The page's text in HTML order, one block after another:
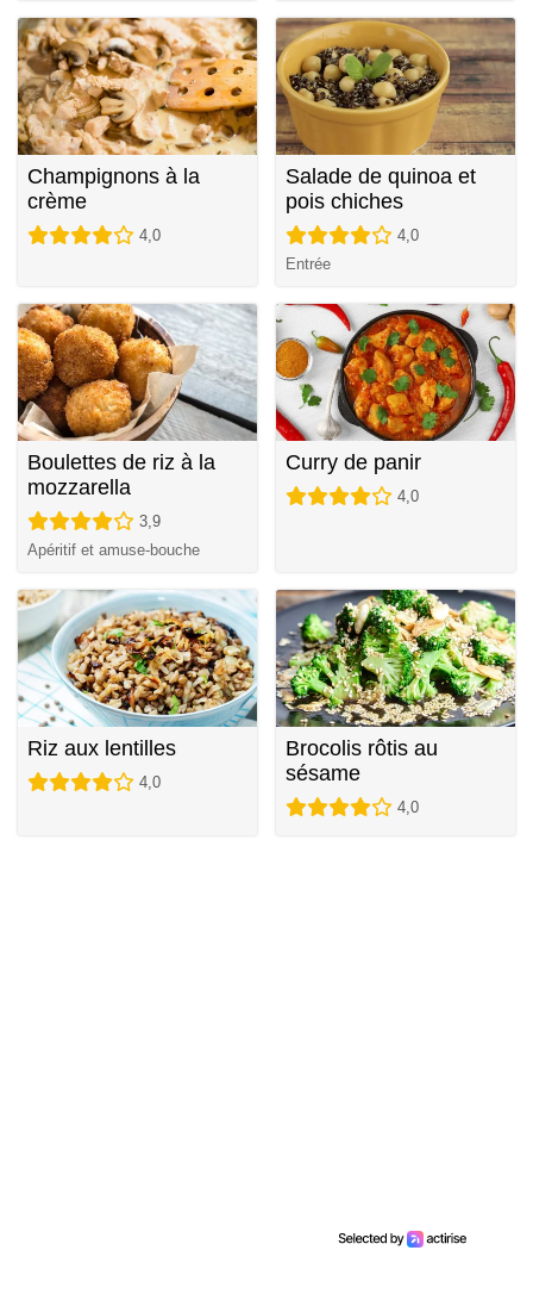
Champignons à la
crème
4,0
Salade de quinoa et
pois chiches
4,0
Entrée
Boulettes de riz à la
mozzarella
3,9
Apéritif et amuse-bouche
Curry de panir
4,0
Riz aux lentilles
4,0
Brocolis rôtis au
sésame
4,0